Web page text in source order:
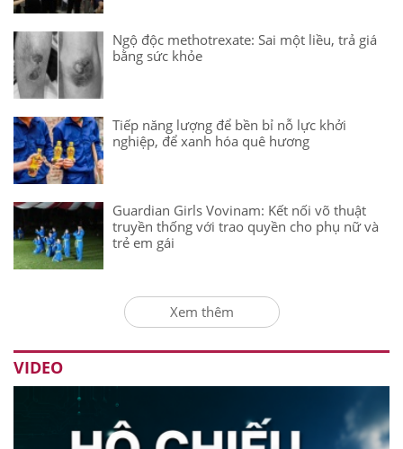
Ngộ độc methotrexate: Sai một liều, trả giá
bằng sức khỏe
Tiếp năng lượng để bền bỉ nỗ lực khởi
nghiệp, để xanh hóa quê hương
Guardian Girls Vovinam: Kết nối võ thuật
truyền thống với trao quyền cho phụ nữ và
trẻ em gái
Xem thêm
VIDEO